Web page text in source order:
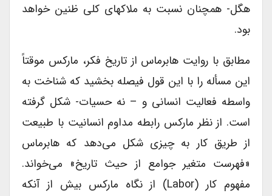
هگل- همچنان نسبت به ملاکهای کلی ظنین خواهد
بود.
مطابق با روایت هابرماس از تاریخ فکر، مارکس موقتاً
این مسأله را با این قول فیصله بخشید که شناخت به
واسطه فعالیت انسانی و – نه حسیات- شکل گرفته
است. از نظر مارکس رابطه مداوم انسانیت با طبیعت
از طریق کار به چیزی شکل می‌دهد که هابرماس
«فهرست متغیر جوامع از حیث تاریخ» می‌خواند.
مفهوم کار (labor) از نگاه مارکس بیش از آنکه